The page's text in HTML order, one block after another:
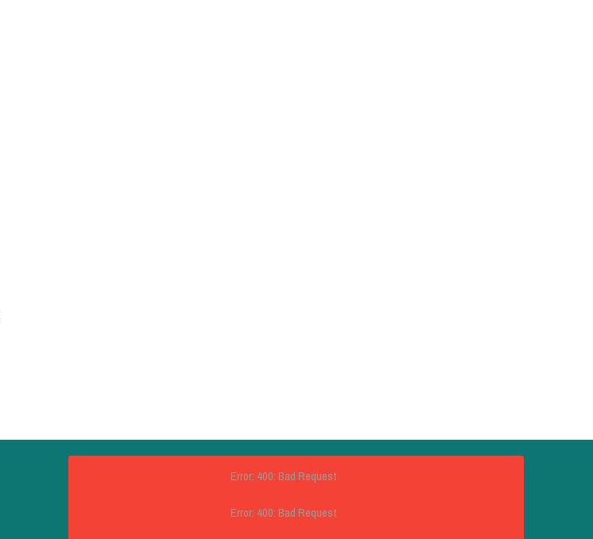
Error: 400: Bad Request
Error: 400: Bad Request